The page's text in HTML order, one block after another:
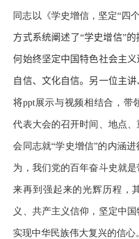
同志以《学史增信，坚定“四
方式系统阐述了“学史增信”
何始终坚定中国特色社会主
自信、文化自信。另一位主讲
将ppt展示与视频相结合，带
代表大会的召开时间、地点
会同志就“学史增信”的内涵
为，我们党的百年奋斗史就
来再到强起来的光辉历程，
义、共产主义信仰，坚定中
实现中华民族伟大复兴的信心